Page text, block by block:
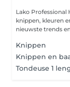
Lako Professional
knippen, kleuren
nieuwste trends
Knippen
Knippen en
Tondeuse 1